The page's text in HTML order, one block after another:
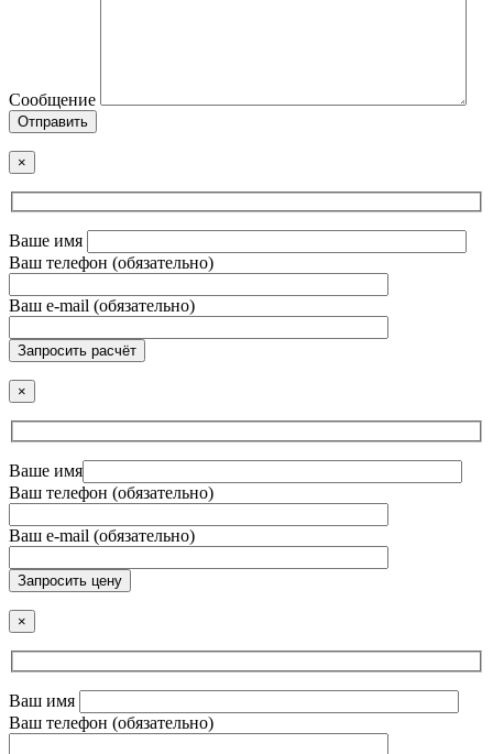
Сообщение
Отправить
×
Ваше имя
Ваш телефон (обязательно)
Ваш e-mail (обязательно)
Запросить расчёт
×
Ваше имя
Ваш телефон (обязательно)
Ваш e-mail (обязательно)
Запросить цену
×
Ваш имя
Ваш телефон (обязательно)